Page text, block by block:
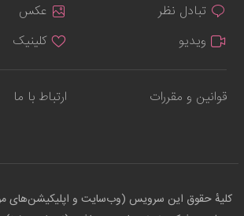
تبادل نظر
عکس
ویدیو
کلینیک
قوانین و مقررات ارتباط با ما
کلیهٔ حقوق این سرویس (وب‌سایت و اپلیکیشن‌های